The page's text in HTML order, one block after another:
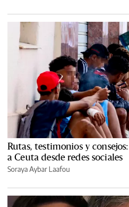
Rutas, testimonios y
a Ceuta desde redes sociales
Soraya Aybar Laafou